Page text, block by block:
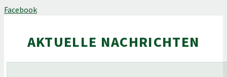
Facebook
AKTUELLE NACHRICHTEN